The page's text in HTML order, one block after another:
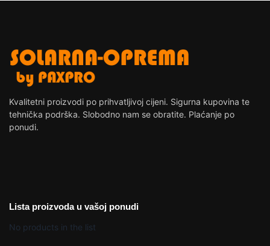
Kvalitetni proizvodi po prihvatljivoj cijeni. Sigurna kupovina te
tehnička podrška. Slobodno nam se obratite. Plaćanje po
ponudi.
Lista proizvoda u vašoj ponudi
No products in the list